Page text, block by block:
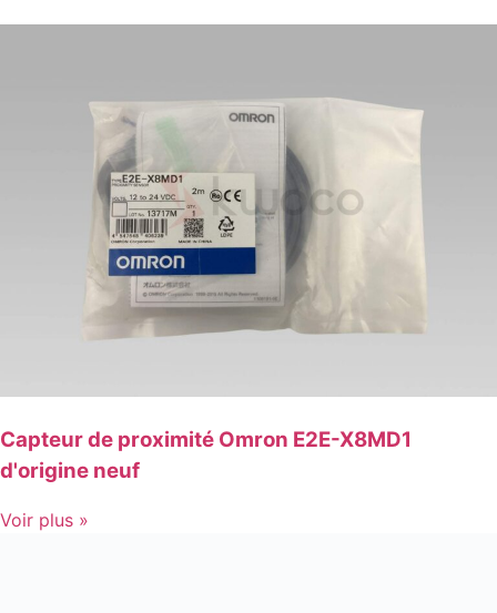
Capteur de proximité Omron E2E-X8MD1
d'origine neuf
Voir plus »